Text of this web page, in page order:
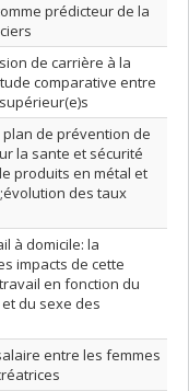
prédicteur de la
de carrière à la
comparative entre
de prévention de
la sante et sécurité
produits en métal et
des taux
à domicile: la
impacts de cette
en fonction du
du sexe des
entre les femmes